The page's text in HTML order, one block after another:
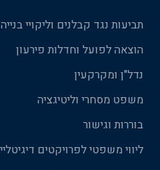
תביעות נגד קבלנים וליקויי בנייה
הוצאה לפועל וחדלות פירעון
נדל"ן ומקרקעין
משפט מסחרי וליטיגציה
בוררות וגישור
ליווי משפטי לפרויקטים